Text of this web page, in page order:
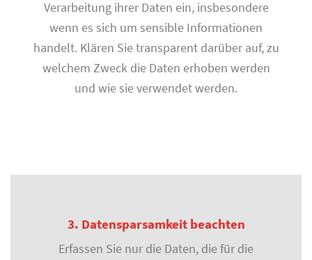
Verarbeitung ihrer Daten ein, insbesondere
wenn es sich um sensible Informationen
handelt. Klären Sie transparent darüber auf, zu
welchem Zweck die Daten erhoben werden
und wie sie verwendet werden.
3. Datensparsamkeit beachten
Erfassen Sie nur die Daten, die für die